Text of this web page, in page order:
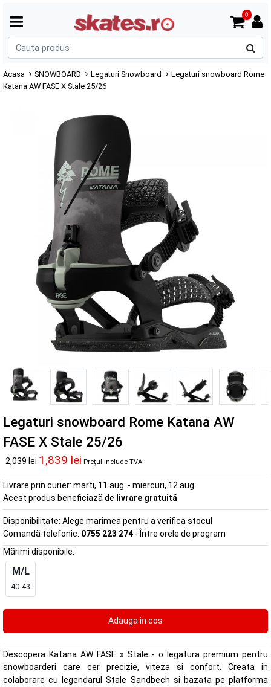
0
Acasa SNOWBOARD Legaturi Snowboard
Legaturi snowboard Rome
Katana AW FASE X Stale 25/26
Legaturi snowboard Rome Katana AW
FASE X Stale 25/26
2,039 lei1,839 lei Prețul include TVA
Livrare prin curier: marti, 11 aug. - miercuri, 12 aug.
Acest produs beneficiază de livrare gratuită
Disponibilitate: Alege marimea pentru a verifica stocul
Comandă telefonic: 0755 223 274 - Între orele de program
Mărimi disponibile:
M/L
40-43
Descopera Katana AW FASE x Stale - o legatura premium pentru
snowboarderi care cer precizie, viteza si confort. Creata in
colaborare cu legendarul Stale Sandbech si bazata pe platforma